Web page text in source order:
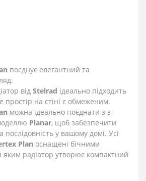
поєднує елегантний та
від Stelrad ідеально підходить
простір на стіні є обмеженим.
можна ідеально поєднати з з
Planar, щоб забезпечити
послідовність у вашому домі. Усі
Plan оснащені бічними
яким радіатор утворює компактний